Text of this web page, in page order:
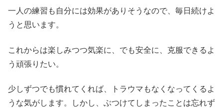
一人の練習も自分には効果がありそうなので、毎日続けよ
うと思います。
これからは楽しみつつ気楽に、でも安全に、克服できるよ
う頑張りたい。
少しずつでも慣れてくれば、トラウマもなくなってくるよ
うな気がします。しかし、ぶつけてしまったことは忘れず